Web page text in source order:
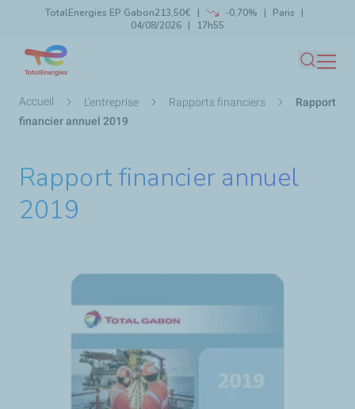
Aller
TotalEnergies EP Gabon213,50€ -0,70%
Paris
04/08/2026
17h55
Lancer la recherche
Fil
d'Ariane
Accueil L'entreprise Rapports financiers
Rapport
financier annuel 2019
Rapport financier annuel
2019